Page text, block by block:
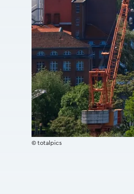
© totalpics